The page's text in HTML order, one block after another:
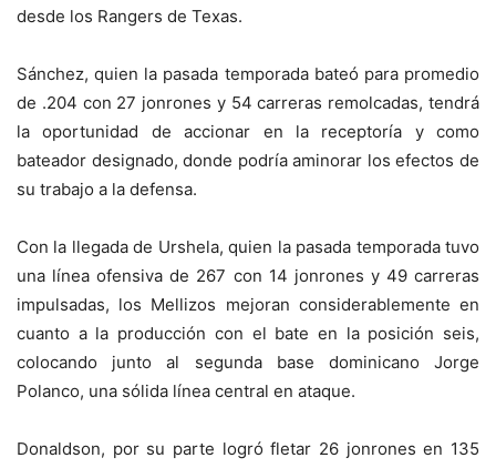
desde los Rangers de Texas.
Sánchez, quien la pasada temporada bateó para promedio
de .204 con 27 jonrones y 54 carreras remolcadas, tendrá
la oportunidad de accionar en la receptoría y como
bateador designado, donde podría aminorar los efectos de
su trabajo a la defensa.
Con la llegada de Urshela, quien la pasada temporada tuvo
una línea ofensiva de 267 con 14 jonrones y 49 carreras
impulsadas, los Mellizos mejoran considerablemente en
cuanto a la producción con el bate en la posición seis,
colocando junto al segunda base dominicano Jorge
Polanco, una sólida línea central en ataque.
Donaldson, por su parte logró fletar 26 jonrones en 135